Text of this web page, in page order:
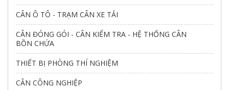
CÂN Ô TÔ - TRẠM CÂN XE TẢI
CÂN ĐÓNG GÓI - CÂN KIỂM TRA - HỆ THỐNG CÂN
BỒN CHỨA
THIẾT BỊ PHÒNG THÍ NGHIỆM
CÂN CÔNG NGHIỆP